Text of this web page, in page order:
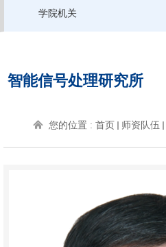
学院机关
智能信号处理研究所
您的位置 : 首页 师资队伍